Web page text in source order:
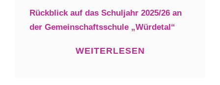
Rückblick auf das Schuljahr 2025/26 an
der Gemeinschaftsschule „Würdetal“
WEITERLESEN